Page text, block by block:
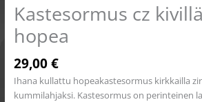
Kastesormus cz
hopea
29,00€
Ihana kullattu hopeakastesormus kirkkailla
kummilahjaksi. Kastesormus on perinteinen